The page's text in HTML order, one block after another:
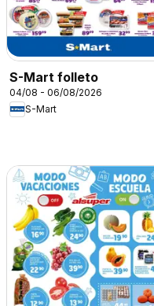
S-Mart folleto
04/08 - 06/08/2026
S-Mart